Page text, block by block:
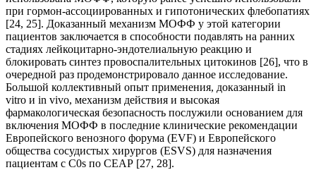
при гормон-ассоциированных и гипотонических флебопатиях
[24, 25]. Доказанный механизм МОФФ у этой категории
пациентов заключается в способности подавлять на ранних
стадиях лейкоцитарно-эндотелиальную реакцию и
блокировать синтез провоспалительных цитокинов [26], что в
очередной раз продемонстрировало данное исследование.
Большой коллективный опыт применения, доказанный in
vitro и in vivo, механизм действия и высокая
фармакологическая безопасность послужили основанием для
включения МОФФ в последние клинические рекомендации
Европейского венозного форума (EVF) и Европейского
общества сосудистых хирургов (ESVS) для назначения
пациентам с C0s по CEAP [27, 28].